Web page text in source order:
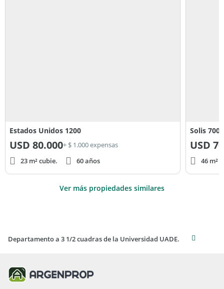
Estados Unidos 1200
USD 80.000+ $ 1.000 expensas
23 m² cubie.
60 años
Solis 700
USD
46 m²
Ver más propiedades similares
Departamento a 3 1/2 cuadras de la Universidad UADE.